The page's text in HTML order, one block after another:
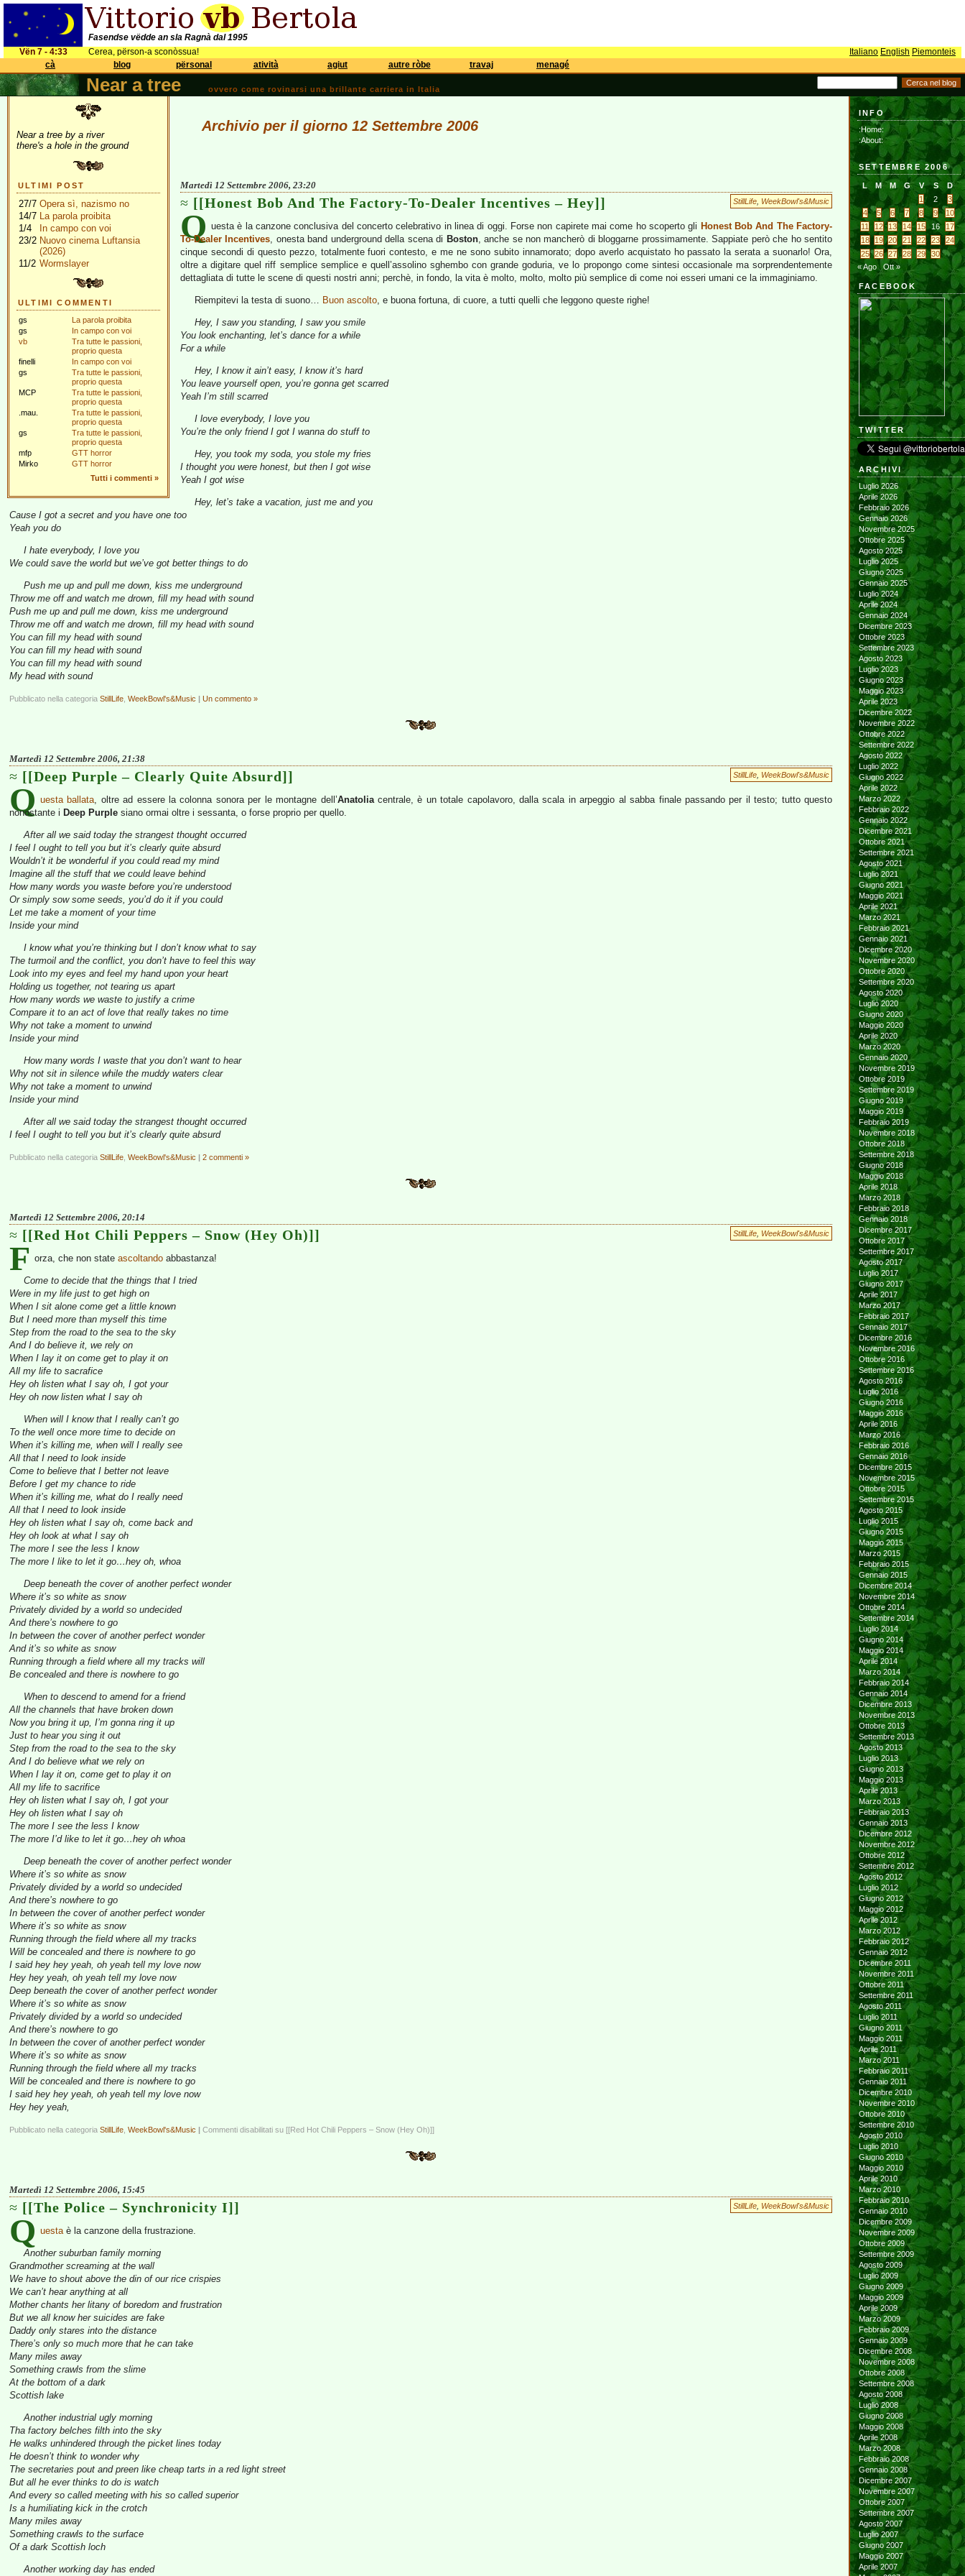
Fasendse vëdde an sla Ragnà dal 1995
Vën 7 - 4:33
Cerea, përson-a sconòssua! Italiano English Piemonteis
cà
blog përsonal atività agiut autre ròbe travaj menagé
Near a tree ovvero come rovinarsi una brillante carriera in Italia
Near a tree by a river
there's a hole in the ground
ULTIMI POST
27/7 Opera sì, nazismo no
14/7 La parola proibita
1/4
In campo con voi
23/2 Nuovo cinema Luftansia
(2026)
11/2 Wormslayer
ULTIMI COMMENTI
gs
La parola proibita
gs
In campo con voi
vb
Tra tutte le passioni,
proprio questa
finelli
In campo con voi
gs
Tra tutte le passioni,
proprio questa
MCP
Tra tutte le passioni,
proprio questa
.mau.
Tra tutte le passioni,
proprio questa
gs
Tra tutte le passioni,
proprio questa
mfp
GTT horror
Mirko
GTT horror
Tutti i commenti »
Archivio per il giorno 12 Settembre 2006
Martedì 12 Settembre 2006, 23:20
StillLife WeekBowl's&Music
[[Honest Bob And The Factory-To-Dealer Incentives – Hey]]
Q uesta è la canzone conclusiva del concerto celebrativo in linea di oggi. Forse non capirete mai come ho scoperto gli Honest Bob And The Factory-
To-Dealer Incentives, onesta band underground della scena di Boston, anche se non mancherò di bloggarne prossimamente. Sappiate però che ho sentito
cinque secondi di questo pezzo, totalmente fuori contesto, e me ne sono subito innamorato; dopo averlo acquistato ho passato la serata a suonarlo! Ora,
oltre a digitare quel riff semplice semplice e quell’assolino sghembo con grande goduria, ve lo propongo come sintesi occasionale ma sorprendentemente
dettagliata di tutte le scene di questi nostri anni; perchè, in fondo, la vita è molto, molto, molto più semplice di come noi esseri umani ce la immaginiamo.
Riempitevi la testa di suono… Buon ascolto, e buona fortuna, di cuore, a tutti quelli che leggono queste righe!
Hey, I saw you standing, I saw you smile
You look enchanting, let’s dance for a while
For a while
Hey, I know it ain’t easy, I know it’s hard
You leave yourself open, you’re gonna get scarred
Yeah I’m still scarred
I love everybody, I love you
You’re the only friend I got I wanna do stuff to
Hey, you took my soda, you stole my fries
I thought you were honest, but then I got wise
Yeah I got wise
Hey, let’s take a vacation, just me and you
Cause I got a secret and you have one too
Yeah you do
I hate everybody, I love you
We could save the world but we’ve got better things to do
Push me up and pull me down, kiss me underground
Throw me off and watch me drown, fill my head with sound
Push me up and pull me down, kiss me underground
Throw me off and watch me drown, fill my head with sound
You can fill my head with sound
You can fill my head with sound
You can fill my head with sound
My head with sound
Pubblicato nella categoria StillLife WeekBowl's&Music | Un commento »
Martedì 12 Settembre 2006, 21:38
StillLife WeekBowl's&Music
[[Deep Purple – Clearly Quite Absurd]]
Q uesta ballata, oltre ad essere la colonna sonora per le montagne dell’Anatoliacentrale, è un totale capolavoro, dalla scala in arpeggio al sabba finale passando per il testo; tutto questo
nonostante i Deep Purple siano ormai oltre i sessanta, o forse proprio per quello.
After all we said today the strangest thought occurred
I feel I ought to tell you but it’s clearly quite absurd
Wouldn’t it be wonderful if you could read my mind
Imagine all the stuff that we could leave behind
How many words you waste before you’re understood
Or simply sow some seeds, you’d do it if you could
Let me take a moment of your time
Inside your mind
I know what you’re thinking but I don’t know what to say
The turmoil and the conflict, you don’t have to feel this way
Look into my eyes and feel my hand upon your heart
Holding us together, not tearing us apart
How many words we waste to justify a crime
Compare it to an act of love that really takes no time
Why not take a moment to unwind
Inside your mind
How many words I waste that you don’t want to hear
Why not sit in silence while the muddy waters clear
Why not take a moment to unwind
Inside your mind
After all we said today the strangest thought occurred
I feel I ought to tell you but it’s clearly quite absurd
Pubblicato nella categoria StillLife WeekBowl's&Music | 2 commenti »
Martedì 12 Settembre 2006, 20:14
StillLife WeekBowl's&Music
[[Red Hot Chili Peppers – Snow (Hey Oh)]]
F orza, che non state ascoltando abbastanza!
Come to decide that the things that I tried
Were in my life just to get high on
When I sit alone come get a little known
But I need more than myself this time
Step from the road to the sea to the sky
And I do believe it, we rely on
When I lay it on come get to play it on
All my life to sacrafice
Hey oh listen what I say oh, I got your
Hey oh now listen what I say oh
When will I know that I really can’t go
To the well once more time to decide on
When it’s killing me, when will I really see
All that I need to look inside
Come to believe that I better not leave
Before I get my chance to ride
When it’s killing me, what do I really need
All that I need to look inside
Hey oh listen what I say oh, come back and
Hey oh look at what I say oh
The more I see the less I know
The more I like to let it go…hey oh, whoa
Deep beneath the cover of another perfect wonder
Where it’s so white as snow
Privately divided by a world so undecided
And there’s nowhere to go
In between the cover of another perfect wonder
And it’s so white as snow
Running through a field where all my tracks will
Be concealed and there is nowhere to go
When to descend to amend for a friend
All the channels that have broken down
Now you bring it up, I’m gonna ring it up
Just to hear you sing it out
Step from the road to the sea to the sky
And I do believe what we rely on
When I lay it on, come get to play it on
All my life to sacrifice
Hey oh listen what I say oh, I got your
Hey oh listen what I say oh
The more I see the less I know
The more I’d like to let it go…hey oh whoa
Deep beneath the cover of another perfect wonder
Where it’s so white as snow
Privately divided by a world so undecided
And there’s nowhere to go
In between the cover of another perfect wonder
Where it’s so white as snow
Running through the field where all my tracks
Will be concealed and there is nowhere to go
I said hey hey yeah, oh yeah tell my love now
Hey hey yeah, oh yeah tell my love now
Deep beneath the cover of another perfect wonder
Where it’s so white as snow
Privately divided by a world so undecided
And there’s nowhere to go
In between the cover of another perfect wonder
Where it’s so white as snow
Running through the field where all my tracks
Will be concealed and there is nowhere to go
I said hey hey yeah, oh yeah tell my love now
Hey hey yeah,
Pubblicato nella categoria StillLife WeekBowl's&Music | Commenti disabilitati su [[Red Hot Chili Peppers – Snow (Hey Oh)]]
Martedì 12 Settembre 2006, 15:45
StillLife WeekBowl's&Music
[[The Police – Synchronicity I]]
Q uestaè la canzone della frustrazione.
Another suburban family morning
Grandmother screaming at the wall
We have to shout above the din of our rice crispies
We can’t hear anything at all
Mother chants her litany of boredom and frustration
But we all know her suicides are fake
Daddy only stares into the distance
There’s only so much more that he can take
Many miles away
Something crawls from the slime
At the bottom of a dark
Scottish lake
Another industrial ugly morning
Tha factory belches filth into the sky
He walks unhindered through the picket lines today
He doesn’t think to wonder why
The secretaries pout and preen like cheap tarts in a red light street
But all he ever thinks to do is watch
And every so called meeting with his so called superior
Is a humiliating kick in the crotch
Many miles away
Something crawls to the surface
Of a dark Scottish loch
Another working day has ended
INFO
:Home:
:About:
SETTEMBRE 2006
L M M G V S
D
1
2
3
4
5 6 7 8 9
10
11
12 13 14 15 16
17
18
19 20 21 22 23
24
25
26 27 28 29
30
« Ago
Ott »
FACEBOOK
TWITTER
ARCHIVI
Luglio 2026
Aprile 2026
Febbraio 2026
Gennaio 2026
Novembre 2025
Ottobre 2025
Agosto 2025
Luglio 2025
Giugno 2025
Gennaio 2025
Luglio 2024
Aprile 2024
Gennaio 2024
Dicembre 2023
Ottobre 2023
Settembre 2023
Agosto 2023
Luglio 2023
Giugno 2023
Maggio 2023
Aprile 2023
Dicembre 2022
Novembre 2022
Ottobre 2022
Settembre 2022
Agosto 2022
Luglio 2022
Giugno 2022
Aprile 2022
Marzo 2022
Febbraio 2022
Gennaio 2022
Dicembre 2021
Ottobre 2021
Settembre 2021
Agosto 2021
Luglio 2021
Giugno 2021
Maggio 2021
Aprile 2021
Marzo 2021
Febbraio 2021
Gennaio 2021
Dicembre 2020
Novembre 2020
Ottobre 2020
Settembre 2020
Agosto 2020
Luglio 2020
Giugno 2020
Maggio 2020
Aprile 2020
Marzo 2020
Gennaio 2020
Novembre 2019
Ottobre 2019
Settembre 2019
Giugno 2019
Maggio 2019
Febbraio 2019
Novembre 2018
Ottobre 2018
Settembre 2018
Giugno 2018
Maggio 2018
Aprile 2018
Marzo 2018
Febbraio 2018
Gennaio 2018
Dicembre 2017
Ottobre 2017
Settembre 2017
Agosto 2017
Luglio 2017
Giugno 2017
Aprile 2017
Marzo 2017
Febbraio 2017
Gennaio 2017
Dicembre 2016
Novembre 2016
Ottobre 2016
Settembre 2016
Agosto 2016
Luglio 2016
Giugno 2016
Maggio 2016
Aprile 2016
Marzo 2016
Febbraio 2016
Gennaio 2016
Dicembre 2015
Novembre 2015
Ottobre 2015
Settembre 2015
Agosto 2015
Luglio 2015
Giugno 2015
Maggio 2015
Marzo 2015
Febbraio 2015
Gennaio 2015
Dicembre 2014
Novembre 2014
Ottobre 2014
Settembre 2014
Luglio 2014
Giugno 2014
Maggio 2014
Aprile 2014
Marzo 2014
Febbraio 2014
Gennaio 2014
Dicembre 2013
Novembre 2013
Ottobre 2013
Settembre 2013
Agosto 2013
Luglio 2013
Giugno 2013
Maggio 2013
Aprile 2013
Marzo 2013
Febbraio 2013
Gennaio 2013
Dicembre 2012
Novembre 2012
Ottobre 2012
Settembre 2012
Agosto 2012
Luglio 2012
Giugno 2012
Maggio 2012
Aprile 2012
Marzo 2012
Febbraio 2012
Gennaio 2012
Dicembre 2011
Novembre 2011
Ottobre 2011
Settembre 2011
Agosto 2011
Luglio 2011
Giugno 2011
Maggio 2011
Aprile 2011
Marzo 2011
Febbraio 2011
Gennaio 2011
Dicembre 2010
Novembre 2010
Ottobre 2010
Settembre 2010
Agosto 2010
Luglio 2010
Giugno 2010
Maggio 2010
Aprile 2010
Marzo 2010
Febbraio 2010
Gennaio 2010
Dicembre 2009
Novembre 2009
Ottobre 2009
Settembre 2009
Agosto 2009
Luglio 2009
Giugno 2009
Maggio 2009
Aprile 2009
Marzo 2009
Febbraio 2009
Gennaio 2009
Dicembre 2008
Novembre 2008
Ottobre 2008
Settembre 2008
Agosto 2008
Luglio 2008
Giugno 2008
Maggio 2008
Aprile 2008
Marzo 2008
Febbraio 2008
Gennaio 2008
Dicembre 2007
Novembre 2007
Ottobre 2007
Settembre 2007
Agosto 2007
Luglio 2007
Giugno 2007
Maggio 2007
Aprile 2007